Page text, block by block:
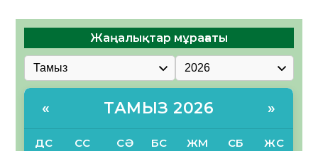
Жаңалықтар мұрағаты
« ТАМЫЗ 2026 »
ДС СС СӘ БС ЖМ СБ ЖС